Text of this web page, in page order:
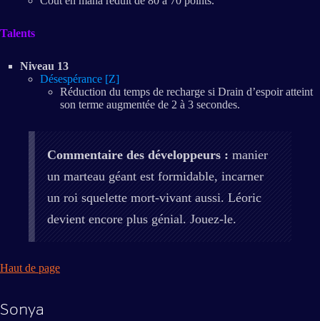
Talents
Niveau 13
Désespérance [Z]
Réduction du temps de recharge si Drain d’espoir atteint
son terme augmentée de 2 à 3 secondes.
Commentaire des développeurs : manier
un marteau géant est formidable, incarner
un roi squelette mort-vivant aussi. Léoric
devient encore plus génial. Jouez-le.
Haut de page
Sonya